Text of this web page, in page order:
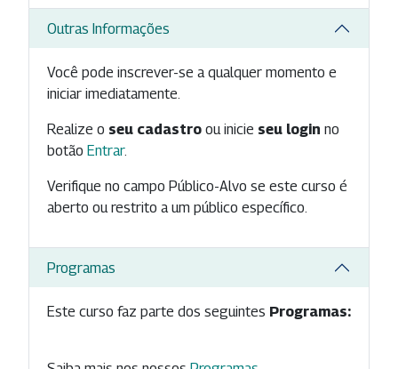
Outras Informações
Você pode inscrever-se a qualquer momento e
iniciar imediatamente.
Realize o seu cadastro ou inicie seu login no
botão Entrar.
Verifique no campo Público-Alvo se este curso é
aberto ou restrito a um público específico.
Programas
Este curso faz parte dos seguintes Programas: